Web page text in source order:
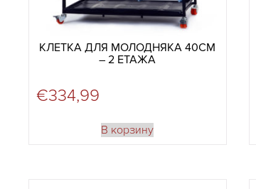
КЛЕТКА ДЛЯ МОЛОДНЯКА 40СМ
– 2 ЕТАЖА
€334,99
В корзину